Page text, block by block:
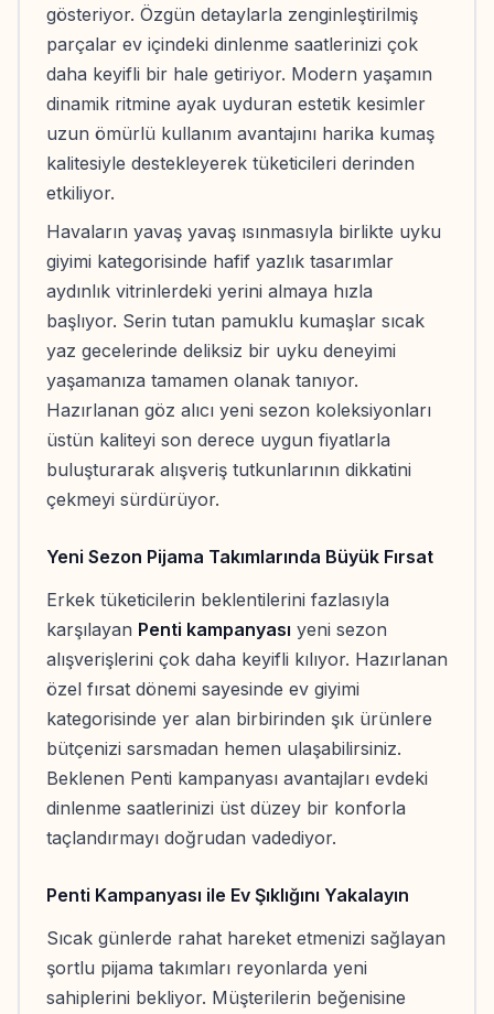
gösteriyor. Özgün detaylarla zenginleştirilmiş
parçalar ev içindeki dinlenme saatlerinizi çok
daha keyifli bir hale getiriyor. Modern yaşamın
dinamik ritmine ayak uyduran estetik kesimler
uzun ömürlü kullanım avantajını harika kumaş
kalitesiyle destekleyerek tüketicileri derinden
etkiliyor.
Havaların yavaş yavaş ısınmasıyla birlikte uyku
giyimi kategorisinde hafif yazlık tasarımlar
aydınlık vitrinlerdeki yerini almaya hızla
başlıyor. Serin tutan pamuklu kumaşlar sıcak
yaz gecelerinde deliksiz bir uyku deneyimi
yaşamanıza tamamen olanak tanıyor.
Hazırlanan göz alıcı yeni sezon koleksiyonları
üstün kaliteyi son derece uygun fiyatlarla
buluşturarak alışveriş tutkunlarının dikkatini
çekmeyi sürdürüyor.
Yeni Sezon Pijama Takımlarında Büyük Fırsat
Erkek tüketicilerin beklentilerini fazlasıyla
karşılayan Penti kampanyası yeni sezon
alışverişlerini çok daha keyifli kılıyor. Hazırlanan
özel fırsat dönemi sayesinde ev giyimi
kategorisinde yer alan birbirinden şık ürünlere
bütçenizi sarsmadan hemen ulaşabilirsiniz.
Beklenen Penti kampanyası avantajları evdeki
dinlenme saatlerinizi üst düzey bir konforla
taçlandırmayı doğrudan vadediyor.
Penti Kampanyası ile Ev Şıklığını Yakalayın
Sıcak günlerde rahat hareket etmenizi sağlayan
şortlu pijama takımları reyonlarda yeni
sahiplerini bekliyor. Müşterilerin beğenisine